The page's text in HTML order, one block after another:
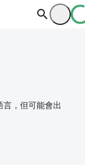
，但可能會出